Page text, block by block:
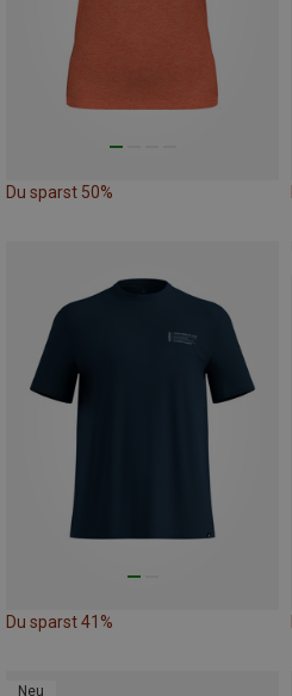
Du sparst 50%
Du sparst 41%
Neu